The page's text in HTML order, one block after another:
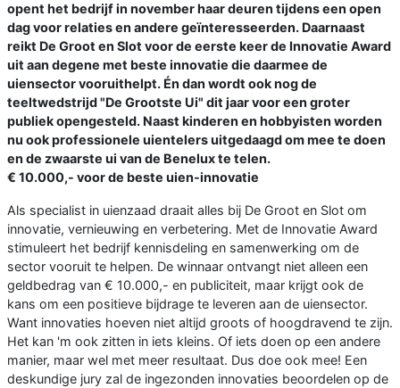
opent het bedrijf in november haar deuren tijdens een open
dag voor relaties en andere geïnteresseerden. Daarnaast
reikt De Groot en Slot voor de eerste keer de Innovatie Award
uit aan degene met beste innovatie die daarmee de
uiensector vooruithelpt. Én dan wordt ook nog de
teeltwedstrijd "De Grootste Ui" dit jaar voor een groter
publiek opengesteld. Naast kinderen en hobbyisten worden
nu ook professionele uientelers uitgedaagd om mee te doen
en de zwaarste ui van de Benelux te telen.
€ 10.000,- voor de beste uien-innovatie
Als specialist in uienzaad draait alles bij De Groot en Slot om
innovatie, vernieuwing en verbetering. Met de Innovatie Award
stimuleert het bedrijf kennisdeling en samenwerking om de
sector vooruit te helpen. De winnaar ontvangt niet alleen een
geldbedrag van € 10.000,- en publiciteit, maar krijgt ook de
kans om een positieve bijdrage te leveren aan de uiensector.
Want innovaties hoeven niet altijd groots of hoogdravend te zijn.
Het kan 'm ook zitten in iets kleins. Of iets doen op een andere
manier, maar wel met meer resultaat. Dus doe ook mee! Een
deskundige jury zal de ingezonden innovaties beoordelen op de